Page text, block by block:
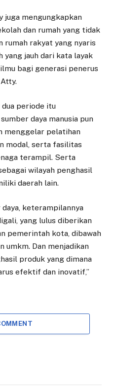
juga mengungkapkan
dan rumah yang tidak
rumah rakyat yang nyaris
yang jauh dari kata layak
bagi generasi penerus
periode itu
daya manusia pun
menggelar pelatihan
modal, serta fasilitas
terampil. Serta
wilayah penghasil
daerah lain.
keterampilannya
yang lulus diberikan
pemerintah kota, dibawah
umkm. Dan menjadikan
produk yang dimana
efektif dan inovatif,”